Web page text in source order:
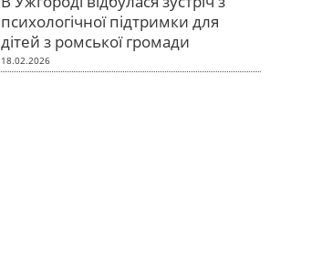
психологічної підтримки для
дітей з ромської громади
18.02.2026